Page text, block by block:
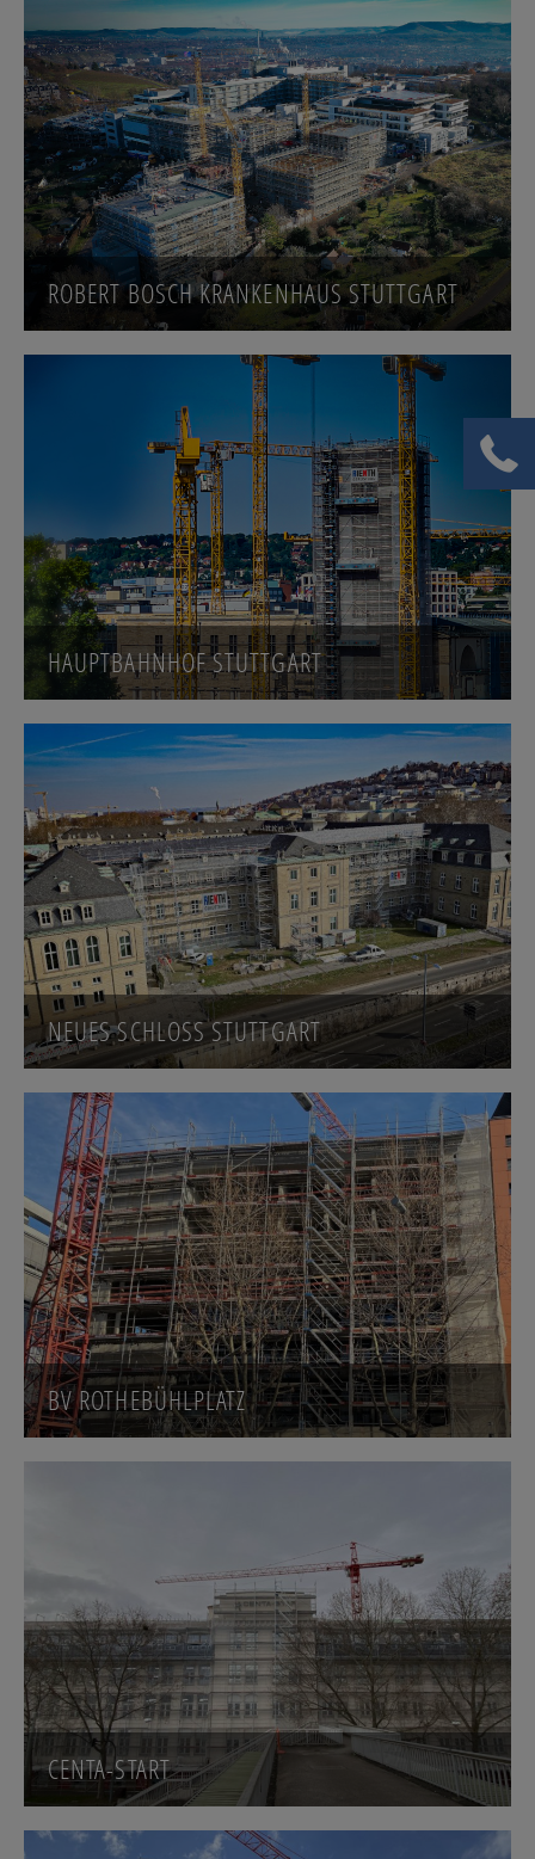
ROBERT BOSCH KRANKENHAUS STUTTGART
HAUPTBAHNHOF STUTTGART
NEUES SCHLOSS STUTTGART
BV ROTHEBÜHLPLATZ
CENTA-START